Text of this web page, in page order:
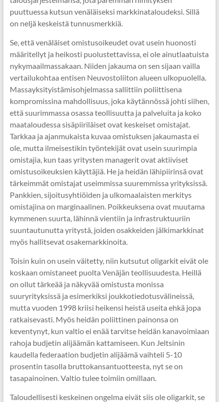
puuttuessa kutsun venäläiseksi markkinataloudeksi. Sillä
on neljä keskeistä tunnusmerkkiä.
Se, että venäläiset omistusoikeudet ovat usein huonosti
määritellyt ja heikosti puolustettavissa, ei ole ainutlaatuista
nykymaailmassakaan. Niiden jakauma on sen sijaan vailla
vertailukohtaa entisen Neuvostoliiton alueen ulkopuolella.
Massayksityistämisohjelmassa sallittiin poliittisena
kompromissina mahdollisuus, joka käytännössä johti siihen,
että suurimmassa osassa teollisuutta ja palveluita ja koko
maataloudessa sisäpiiriläiset ovat keskeiset omistajat.
Tarkkaa ja ajanmukaista kuvaa omistuksen jakaumasta ei
ole, mutta ilmeisestikin työntekijät ovat usein suurimpia
omistajia, kun taas yritysten managerit ovat aktiiviset
omistusoikeuksien käyttäjiä. He ja heidän lähipiirinsä ovat
tärkeimmät omistajat useimmissa suuremmissa yrityksissä.
Pankkien, sijoitusyhtiöiden ja ulkomaalaisten merkitys
omistajina on marginaalinen. Poikkeuksena ovat muutama
kymmenen suurta, lähinnä vientiin ja infrastruktuuriin
suuntautunutta yritystä, joiden osakkeiden jälkimarkkinat
myös hallitsevat osakemarkkinoita.
Toisin kuin on usein väitetty, niin kutsutut oligarkit eivät ole
koskaan omistaneet puolta Venäjän teollisuudesta. Heillä
on ollut tärkeää ja näkyvää omistusta monissa
suuryrityksissä ja esimerkiksi joukkotiedotusvälineissä,
mutta vuoden 1998 kriisi heikensi heistä useita ehkä jopa
ratkaisevasti. Myös heidän poliittinen painonsa on
keventynyt, kun valtio ei enää tarvitse heidän kanavoimiaan
rahoja budjetin alijäämän kattamiseen. Kun Jeltsinin
kaudella federaation budjetin alijäämä vaihteli 5-10
prosentin tasolla bruttokansantuotteesta, nyt se on
tasapainoinen. Valtio tulee toimiin omillaan.
Taloudellisesti keskeinen ongelma eivät siis ole oligarkit, se